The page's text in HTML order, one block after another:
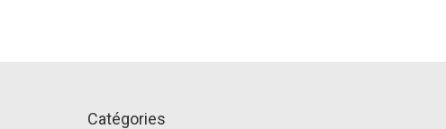
Catégories